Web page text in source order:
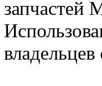
запчастей